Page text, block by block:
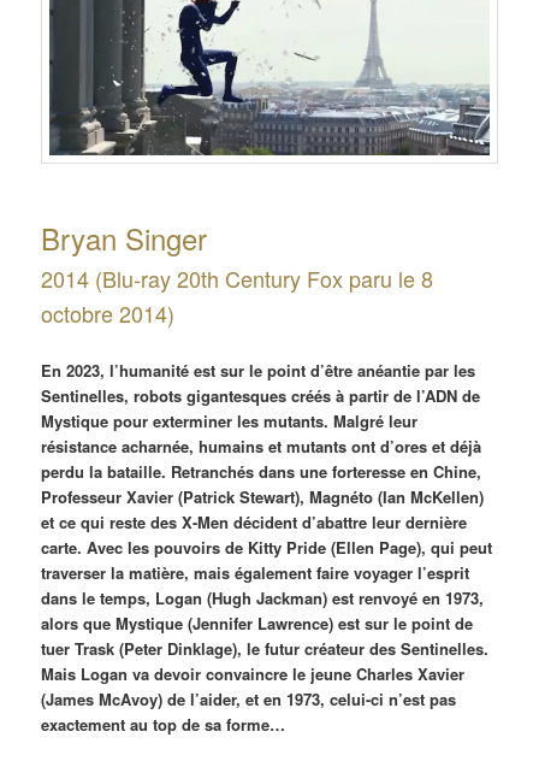
Bryan Singer
2014 (Blu-ray 20th Century Fox paru le 8
octobre 2014)
En 2023, l’humanité est sur le point d’être anéantie par les
Sentinelles, robots gigantesques créés à partir de l’ADN de
Mystique pour exterminer les mutants. Malgré leur
résistance acharnée, humains et mutants ont d’ores et déjà
perdu la bataille. Retranchés dans une forteresse en Chine,
Professeur Xavier (Patrick Stewart), Magnéto (Ian McKellen)
et ce qui reste des X-Men décident d’abattre leur dernière
carte. Avec les pouvoirs de Kitty Pride (Ellen Page), qui peut
traverser la matière, mais également faire voyager l’esprit
dans le temps, Logan (Hugh Jackman) est renvoyé en 1973,
alors que Mystique (Jennifer Lawrence) est sur le point de
tuer Trask (Peter Dinklage), le futur créateur des Sentinelles.
Mais Logan va devoir convaincre le jeune Charles Xavier
(James McAvoy) de l’aider, et en 1973, celui-ci n’est pas
exactement au top de sa forme…